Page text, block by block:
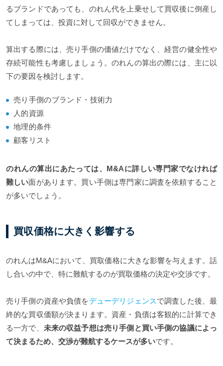
るブランドであっても、のれん代を上乗せして買収後に倒産し
てしまっては、投資に対して回収ができません。
算出する際には、売り手側の価値だけでなく、経営の健全性や
存続可能性も考慮しましょう。のれんの算出の際には、主に以
下の要因を検討します。
売り手側のブランド・技術力
人的資源
地理的条件
顧客リスト
のれんの算出にあたっては、M&Aに詳しい専門家でなければ
難しい面があります。買い手側は専門家に調査を依頼すること
が多いでしょう。
買収価格に大きく影響する
のれんはM&Aにおいて、買取価格に大きな影響を与えます。話
し合いの中で、特に難航するのが買取価格の決定や交渉です。
売り手側の資産や負債をデューデリジェンスで調査した後、最
終的な買収価額が決まります。資産・負債は客観的に計算でき
る一方で、 未来の収益予想は売り手側と買い手側の協議によっ
て決まるため、交渉が難航するケースが多いです。